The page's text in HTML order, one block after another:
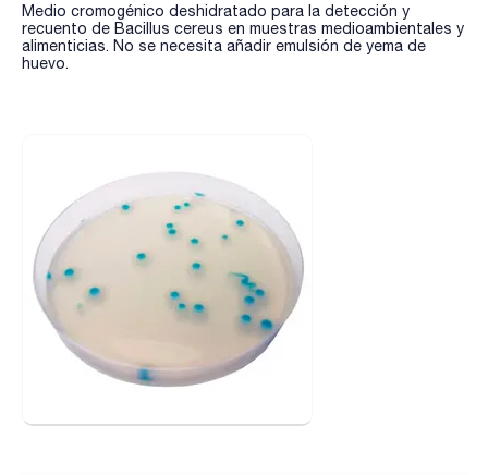
Medio cromogénico deshidratado para la detección y
recuento de Bacillus cereus en muestras medioambientales y
alimenticias. No se necesita añadir emulsión de yema de
huevo.